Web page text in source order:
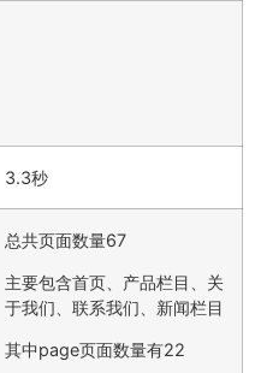
3.3秒
总共页面数量67
主要包含首页、产品栏目、关
于我们、联系我们、新闻栏目
其中page页面数量有22